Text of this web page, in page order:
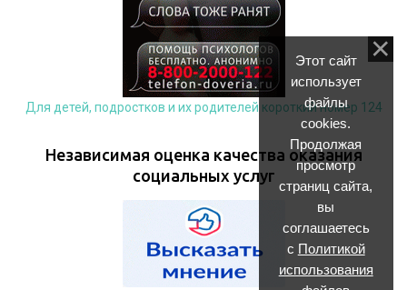
Для детей, подростков и их родителей короткий номер 124
Независимая оценка качества оказания
социальных услуг
Этот сайт
использует
файлы
cookies.
Продолжая
просмотр
страниц сайта,
вы
соглашаетесь
с Политикой
использования